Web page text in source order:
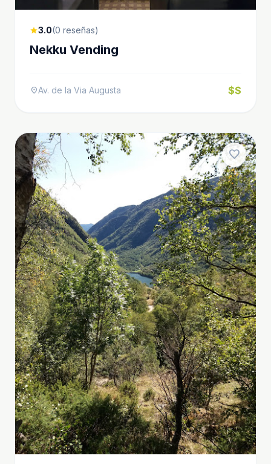
star3.0(0 reseñas)
Nekku Vending
location_onAv. de la Via Augusta $$
favorite